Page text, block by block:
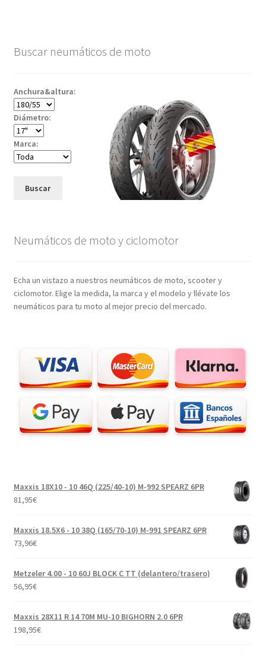
Buscar neumáticos de moto
Anchura&altura:
Diámetro:
Marca:
Buscar
Neumáticos de moto y ciclomotor
Echa un vistazo a nuestros neumáticos de moto, scooter y
ciclomotor. Elige la medida, la marca y el modelo y llévate los
neumáticos para tu moto al mejor precio del mercado.
Maxxis 18X10 - 10 46Q (225/40-10) M-992 SPEARZ 6PR
81,95€
Maxxis 18.5X6 - 10 38Q (165/70-10) M-991 SPEARZ 6PR
73,96€
Metzeler 4.00 - 10 60J BLOCK C TT (delantero/trasero)
56,95€
Maxxis 28X11 R 14 70M MU-10 BIGHORN 2.0 6PR
198,95€